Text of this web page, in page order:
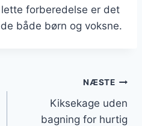
forberedelse er det
både børn og voksne.
NÆSTE
Kiksekage uden
bagning for hurtig